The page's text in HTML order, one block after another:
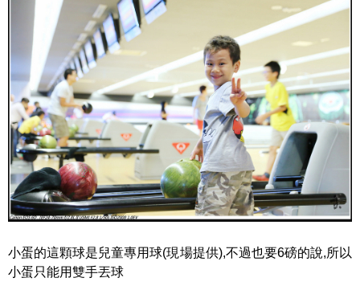
小蛋的這顆球是兒童專用球(現場提供),不過也要6磅的說,所以
小蛋只能用雙手丟球